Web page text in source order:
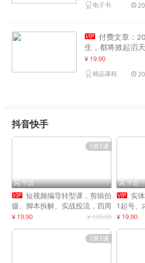
电子书
 付费文章：
生，都将掀起滔
¥ 19.90
精品课程
抖音快手
1章1课
 千启
 短视频编导转型课，剪辑拍
摄、脚本拆解、实战投流，四周
系统教学，快速入行月入2w+
¥ 19.90 ¥ 199.00
 千启
 实
1起号、
打造门
¥ 19.90
1章1课